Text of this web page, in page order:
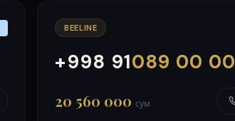
BEELINE
+998 91089 00 00
000
999
20 560 000 сум